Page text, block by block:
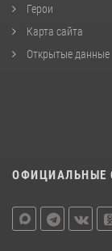
Герои
Карта сайта
Открытые данные
ОФИЦИАЛЬНЫЕ